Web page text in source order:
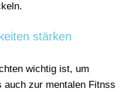
stärken
wichtig ist, um
auch zur mentalen Fitnss